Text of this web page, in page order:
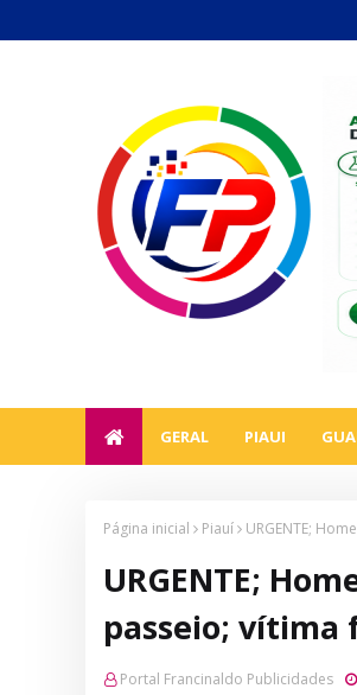
GERAL PIAUI
Página inicial Piauí URGENTE;
URGENTE;
passeio; vítima
Portal Francinaldo Publicidades